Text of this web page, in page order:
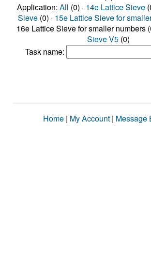
Application: All (0) · 14e Lattice Sieve
Sieve (0) · 15e Lattice Sieve for
16e Lattice Sieve for smaller numbers
Sieve V5 (0)
Task name:
Home | My Account | Message